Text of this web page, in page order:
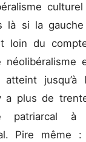
là si la
loin du
jusqu’à
a plus de
patriarcal à
Pire même